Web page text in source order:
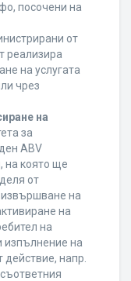
посочени на
от
реализира
на услугата
чрез
на
за
ABV
на която ще
от
извършване на
на
на
изпълнение на
напр.